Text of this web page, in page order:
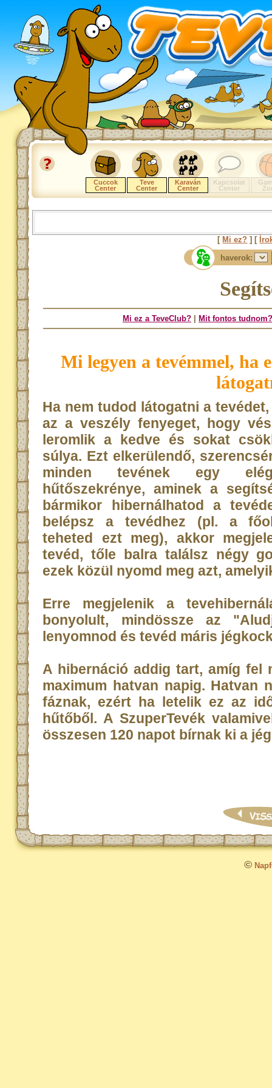
Cuccok
Center
Teve
Center
Karaván
Center
Kapcsolat
Center
[ Mi ez? ] [
haverok:
Mi ez a TeveClub? Mit fontos tudnom?
Mi legyen a tevémmel, ha
Ha nem tudod látogatni a
az a veszély fenyeget, hogy
leromlik a kedve és sokat
súlya. Ezt elkerülendő,
minden tevének egy
hűtőszekrénye, aminek a
bármikor hibernálhatod a
belépsz a tevédhez (pl. a
teheted ezt meg), akkor
tevéd, tőle balra találsz négy
ezek közül nyomd meg azt,
Erre megjelenik a
bonyolult, mindössze az
lenyomnod és tevéd máris
A hibernáció addig tart, amíg fel
maximum hatvan napig. Hatvan
fáznak, ezért ha letelik ez az
hűtőből. A SzuperTevék
összesen 120 napot bírnak ki a
©